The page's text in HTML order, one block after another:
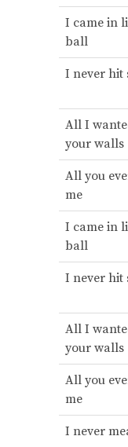
I came in
ball
I never hit
All I
your walls
All you
me
I came in
ball
I never hit
All I
your walls
All you
me
I never